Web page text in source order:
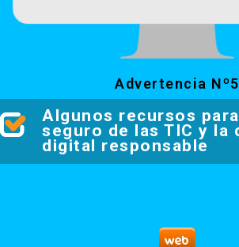
Advertencia Nº5
Algunos recursos
seguro de las TIC y la
digital responsable